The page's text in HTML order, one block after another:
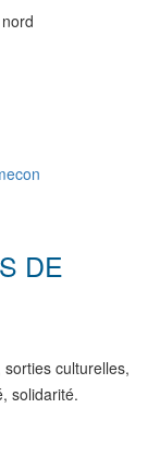
DE
culturelles,
solidarité.